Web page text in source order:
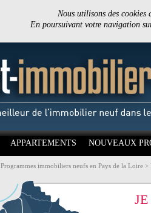
Nous utilisons des cookies
En poursuivant votre navigation
APPARTEMENTS NOUVEAUX
Programmes immobiliers neufs en Pays de la Loire >